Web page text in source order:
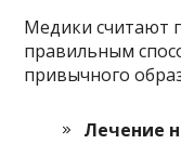
Медики считают
правильным
привычного
Лечение